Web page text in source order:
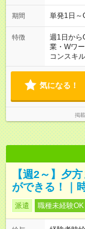
期間 単発1日～
特徴 週1日から
業・Wワ
コンスキ
気になる！
掲
【週2～】夕
ができる！｜
派遣 職種未経験OK